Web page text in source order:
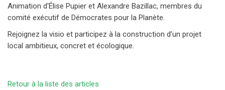
Animation d'Élise Pupier et Alexandre Bazillac, membres du
comité exécutif de Démocrates pour la Planète.
Rejoignez la visio et participez à la construction d’un projet
local ambitieux, concret et écologique.
Retour à la liste des articles